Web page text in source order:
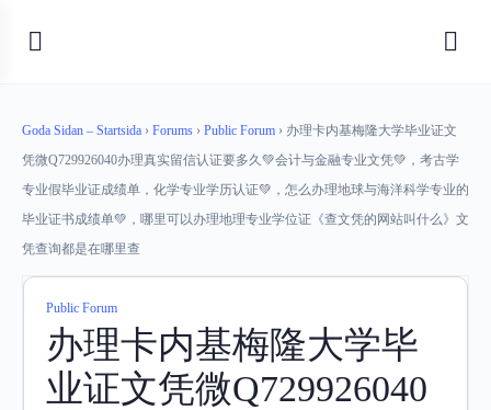
Goda Sidan – Startsida › Forums › Public Forum › 办理卡内基梅隆大学毕业证文
凭微Q729926040办理真实留信认证要多久💚会计与金融专业文凭💚，考古学
专业假毕业证成绩单，化学专业学历认证💚，怎么办理地球与海洋科学专业的
毕业证书成绩单💚，哪里可以办理地理专业学位证《查文凭的网站叫什么》文
凭查询都是在哪里查
Public Forum
办理卡内基梅隆大学毕
业证文凭微Q729926040